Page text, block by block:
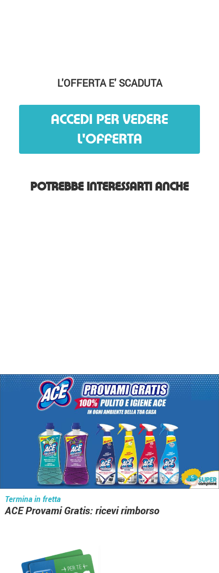
L'OFFERTA E' SCADUTA
ACCEDI PER VEDERE
L'OFFERTA
POTREBBE INTERESSARTI ANCHE
Termina in fretta
ACE Provami Gratis: ricevi rimborso